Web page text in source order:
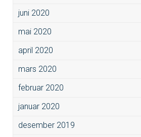
juni 2020
mai 2020
april 2020
mars 2020
februar 2020
januar 2020
desember 2019